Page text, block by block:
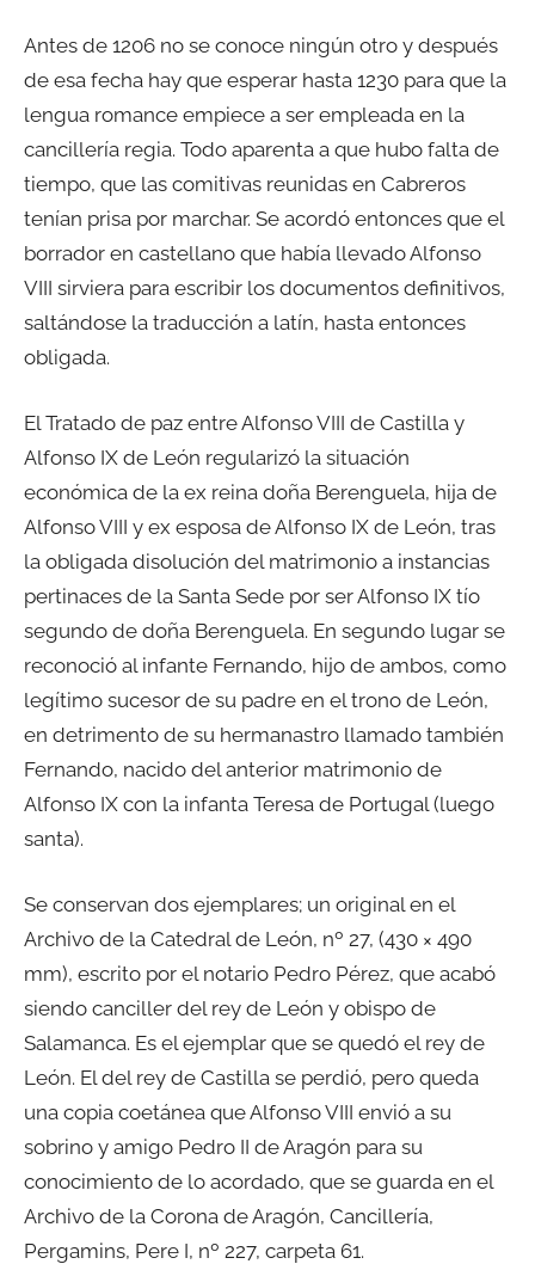
Antes de 1206 no se conoce ningún otro y después
de esa fecha hay que esperar hasta 1230 para que la
lengua romance empiece a ser empleada en la
cancillería regia. Todo aparenta a que hubo falta de
tiempo, que las comitivas reunidas en Cabreros
tenían prisa por marchar. Se acordó entonces que el
borrador en castellano que había llevado Alfonso
VIII sirviera para escribir los documentos definitivos,
saltándose la traducción a latín, hasta entonces
obligada.
El Tratado de paz entre Alfonso VIII de Castilla y
Alfonso IX de León regularizó la situación
económica de la ex reina doña Berenguela, hija de
Alfonso VIII y ex esposa de Alfonso IX de León, tras
la obligada disolución del matrimonio a instancias
pertinaces de la Santa Sede por ser Alfonso IX tío
segundo de doña Berenguela. En segundo lugar se
reconoció al infante Fernando, hijo de ambos, como
legítimo sucesor de su padre en el trono de León,
en detrimento de su hermanastro llamado también
Fernando, nacido del anterior matrimonio de
Alfonso IX con la infanta Teresa de Portugal (luego
santa).
Se conservan dos ejemplares; un original en el
Archivo de la Catedral de León, nº 27, (430 × 490
mm), escrito por el notario Pedro Pérez, que acabó
siendo canciller del rey de León y obispo de
Salamanca. Es el ejemplar que se quedó el rey de
León. El del rey de Castilla se perdió, pero queda
una copia coetánea que Alfonso VIII envió a su
sobrino y amigo Pedro II de Aragón para su
conocimiento de lo acordado, que se guarda en el
Archivo de la Corona de Aragón, Cancillería,
Pergamins, Pere I, nº 227, carpeta 61.